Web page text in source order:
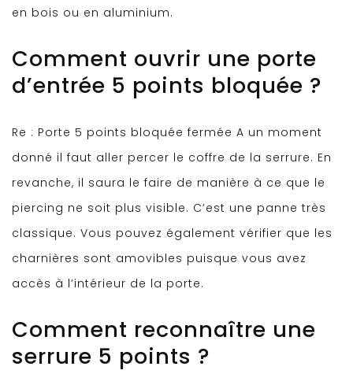
en bois ou en aluminium.
Comment ouvrir une porte
d’entrée 5 points bloquée ?
Re : Porte 5 points bloquée fermée A un moment
donné il faut aller percer le coffre de la serrure. En
revanche, il saura le faire de manière à ce que le
piercing ne soit plus visible. C’est une panne très
classique. Vous pouvez également vérifier que les
charnières sont amovibles puisque vous avez
accès à l’intérieur de la porte.
Comment reconnaître une
serrure 5 points ?